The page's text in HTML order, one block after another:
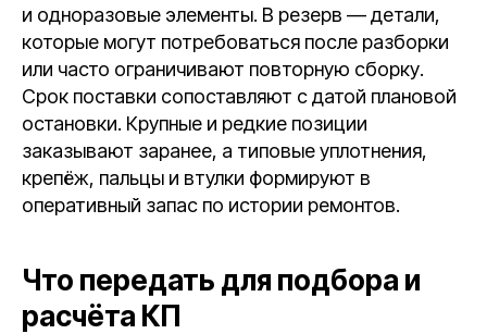
и одноразовые элементы. В резерв — детали,
которые могут потребоваться после разборки
или часто ограничивают повторную сборку.
Срок поставки сопоставляют с датой плановой
остановки. Крупные и редкие позиции
заказывают заранее, а типовые уплотнения,
крепёж, пальцы и втулки формируют в
оперативный запас по истории ремонтов.
Что передать для подбора и
расчёта КП